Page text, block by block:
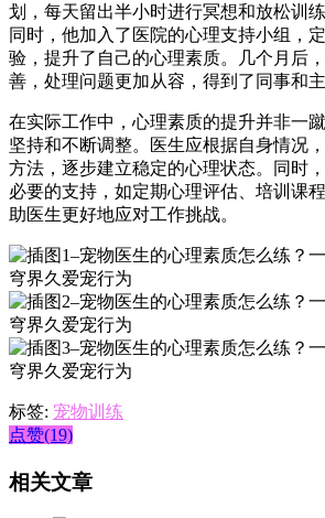
划，每天留出半小时进行冥想和放松训
同时，他加入了医院的心理支持小组，
验，提升了自己的心理素质。几个月后
善，处理问题更加从容，得到了同事和
在实际工作中，心理素质的提升并非一
坚持和不断调整。医生应根据自身情况
方法，逐步建立稳定的心理状态。同时
必要的支持，如定期心理评估、培训课
助医生更好地应对工作挑战。
标签: 宠物训练
点赞(19)
相关文章